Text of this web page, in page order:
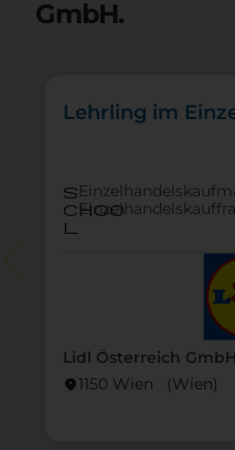
GmbH.
Lidl Österreich GmbH
location_on1150 Wien (Wien)
Lehrling im
s
choo
l